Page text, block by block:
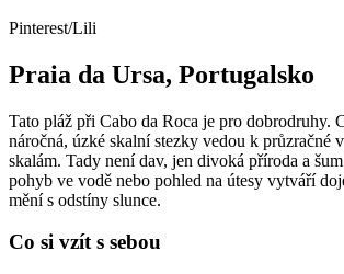
Pinterest/Lili
Praia da Ursa, Portugalsko
Tato pláž při Cabo da Roca je pro dobrodruhy.
náročná, úzké skalní stezky vedou k průzračné
skalám. Tady není dav, jen divoká příroda a
pohyb ve vodě nebo pohled na útesy vytváří
mění s odstíny slunce.
Co si vzít s sebou